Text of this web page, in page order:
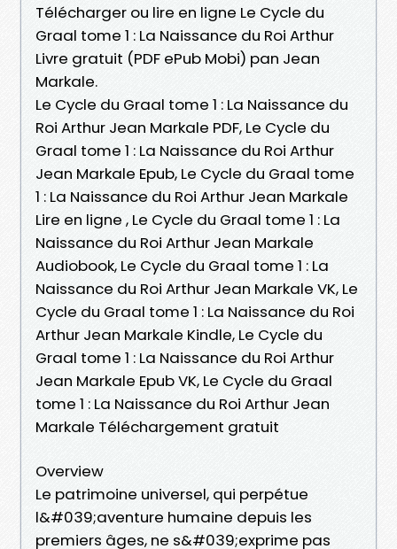
Télécharger ou lire en ligne Le Cycle du
Graal tome 1 : La Naissance du Roi Arthur
Livre gratuit (PDF ePub Mobi) pan Jean
Markale.
Le Cycle du Graal tome 1 : La Naissance du
Roi Arthur Jean Markale PDF, Le Cycle du
Graal tome 1 : La Naissance du Roi Arthur
Jean Markale Epub, Le Cycle du Graal tome
1 : La Naissance du Roi Arthur Jean Markale
Lire en ligne , Le Cycle du Graal tome 1 : La
Naissance du Roi Arthur Jean Markale
Audiobook, Le Cycle du Graal tome 1 : La
Naissance du Roi Arthur Jean Markale VK, Le
Cycle du Graal tome 1 : La Naissance du Roi
Arthur Jean Markale Kindle, Le Cycle du
Graal tome 1 : La Naissance du Roi Arthur
Jean Markale Epub VK, Le Cycle du Graal
tome 1 : La Naissance du Roi Arthur Jean
Markale Téléchargement gratuit
Overview
Le patrimoine universel, qui perpétue
l&#039;aventure humaine depuis les
premiers âges, ne s&#039;exprime pas